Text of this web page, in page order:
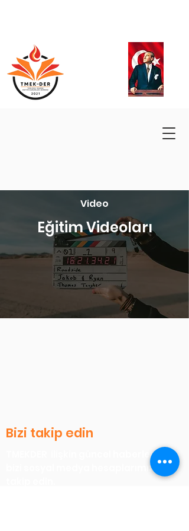
Video
Eğitim Videoları
Bizi takip edin
TMEKDER ilişkin güncel haberler için
bizi sosyal medya hesaplarımızdan